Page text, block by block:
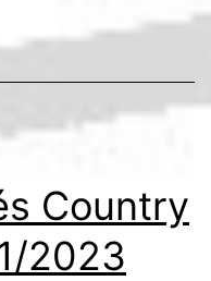
Country
2023